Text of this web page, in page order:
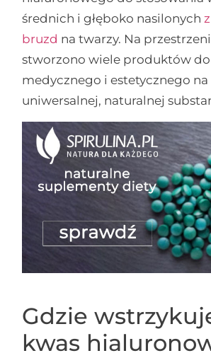
średnich i głęboko nasilonych
bruzd na twarzy. Na
stworzono wiele produktów
medycznego i estetycznego na
uniwersalnej, naturalnej
Gdzie
kwas